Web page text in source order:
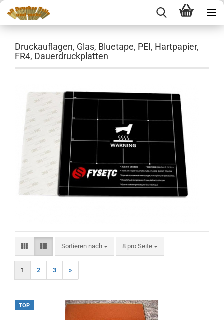
Druckauflagen, Glas, Bluetape, PEI, Hartpapier,
FR4, Dauerdruckplatten
Sortieren nach
Sortieren nach 8 pro Seite
pro Seite
1 2 3 »
TOP